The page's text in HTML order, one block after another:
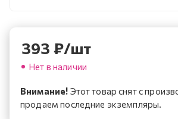
393 ₽/шт
Нет в наличии
Внимание! Этот товар снят с
продаем последние экземпляры.